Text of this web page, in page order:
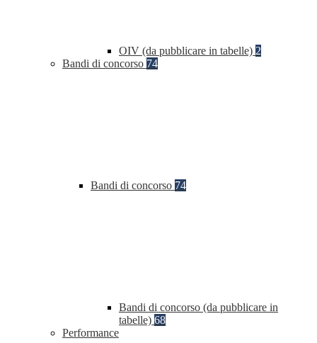
OIV (da pubblicare in tabelle) 2
Bandi di concorso 74
Bandi di concorso 74
Bandi di concorso (da pubblicare in
tabelle) 68
Performance